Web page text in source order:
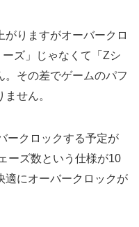
りますがオーバークロ
ズ」じゃなくて「Zシ
。その差でゲームのパフ
せん。
ークロックする予定が
ーズ数という仕様が10
適にオーバークロックが